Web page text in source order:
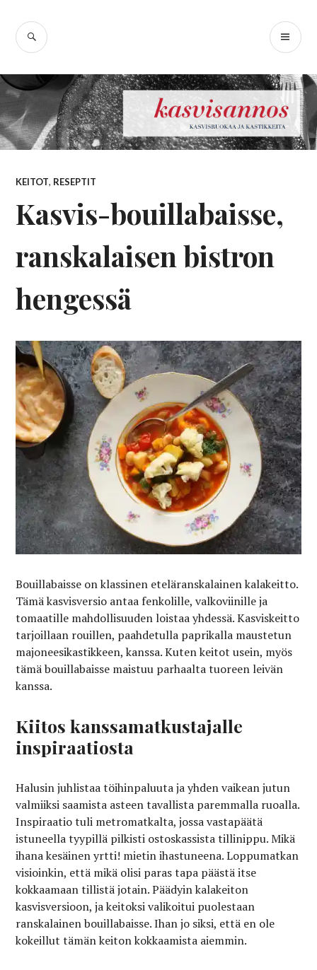
content
SEARCH
KEITOT, RESEPTIT
Kasvis-bouillabaisse,
ranskalaisen bistron
hengessä
Bouillabaisse on klassinen eteläranskalainen kalakeitto.
Tämä kasvisversio antaa fenkolille, valkoviinille ja
tomaatille mahdollisuuden loistaa yhdessä. Kasviskeitto
tarjoillaan rouillen, paahdetulla paprikalla maustetun
majoneesikastikkeen, kanssa. Kuten keitot usein, myös
tämä bouillabaisse maistuu parhaalta tuoreen leivän
kanssa.
Kiitos kanssamatkustajalle
inspiraatiosta
Halusin juhlistaa töihinpaluuta ja yhden vaikean jutun
valmiiksi saamista asteen tavallista paremmalla ruoalla.
Inspiraatio tuli metromatkalta, jossa vastapäätä
istuneella tyypillä pilkisti ostoskassista tillinippu. Mikä
ihana kesäinen yrtti! mietin ihastuneena. Loppumatkan
visioinkin, että mikä olisi paras tapa päästä itse
kokkaamaan tillistä jotain. Päädyin kalakeiton
kasvisversioon, ja keitoksi valikoitui puolestaan
ranskalainen bouillabaisse. Ihan jo siksi, että en ole
kokeillut tämän keiton kokkaamista aiemmin.